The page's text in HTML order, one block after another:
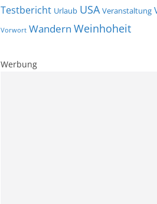
Testbericht Urlaub USA Veranstaltung
Vorwort Wandern Weinhoheit
Werbung